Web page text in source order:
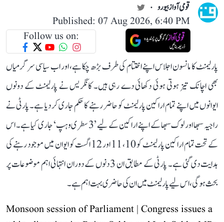
قومی آواز بیورو
Published: 07 Aug 2026, 6:40 PM
Follow us on:
پارلیمنٹ کا مانسون اجلاس اپنے اختتام کی طرف بڑھ چکا ہے، اور اب سیاسی سرگرمیاں
بھی اچانک تیز ہوتی ہوئی دکھائی دے رہی ہیں۔ کانگریس نے پارلیمنٹ کے دونوں
ایوانوں میں اپنے تمام اراکین پارلیمنٹ کو حاضر رہنے کا حکم جاری کر دیا ہے۔ پارٹی نے
راجیہ سبھا اور لوک سبھا کے اپنے اراکین کے لیے ’3 سطری وہپ‘ جاری کیا ہے۔ اس
کے تحت تمام اراکین پارلیمنٹ کو 10، 11 اور 12 اگست کو ایوان میں موجود رہنے کی
ہدایت دی گئی ہے۔ پارٹی کے مطابق ان 3 دنوں کے دوران انتہائی اہم موضوعات پر
بحث ہوگی، اس لیے پارلیمنٹ میں ان کی حاضری بہت اہم ہے۔
Monsoon session of Parliament | Congress issues a